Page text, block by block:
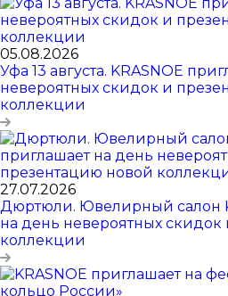
05.08.2026
Уфа 13 августа. KRASNOE
невероятных скидок и
коллекции
27.07.2026
Дюртюли. Ювелирный салон
на день невероятных
коллекции